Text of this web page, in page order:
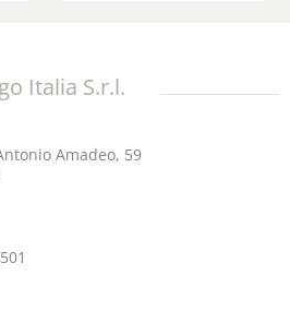
Italia S.r.l.
Amadeo, 59